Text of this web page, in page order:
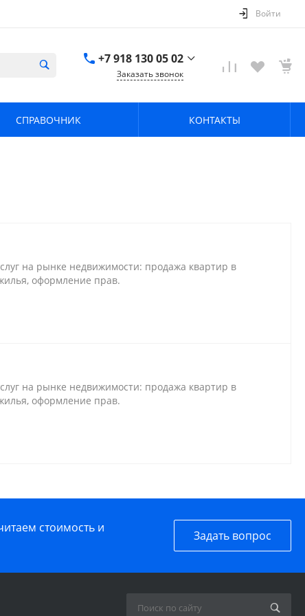
Войти
+7 918 130 05 02
Заказать звонок
СПРАВОЧНИК КОНТАКТЫ
на рынке недвижимости: продажа квартир в
оформление прав.
на рынке недвижимости: продажа квартир в
оформление прав.
стоимость и
Задать вопрос